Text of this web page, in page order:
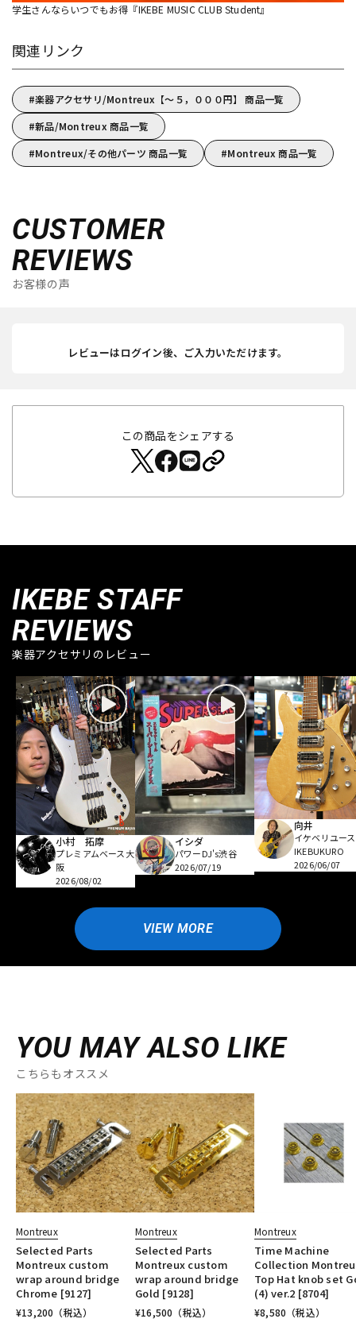
学生さんならいつでもお得『IKEBE MUSIC CLUB Student』
関連リンク
楽器アクセサリ/Montreux【～５，０００円】 商品一覧
新品/Montreux 商品一覧
Montreux/その他パーツ 商品一覧
Montreux 商品一覧
CUSTOMER
REVIEWS
お客様の声
レビューはログイン後、ご入力いただけます。
この商品をシェアする
IKEBE STAFF
REVIEWS
楽器アクセサリのレビュー
小村 拓摩
プレミアムベース大
阪
2026/08/02
イシダ
パワーDJ's渋谷
2026/07/19
向井
イケベリユース
IKEBUKURO
2026/06/07
VIEW MORE
YOU MAY ALSO LIKE
こちらもオススメ
Montreux
Selected Parts
Montreux custom
wrap around bridge
Chrome [9127]
¥13,200 （税込）
Montreux
Selected Parts
Montreux custom
wrap around bridge
Gold [9128]
¥16,500 （税込）
Montreux
Time Machine
Collection
Top Hat knob set
(4) ver.2 [8704]
¥8,580 （税込）